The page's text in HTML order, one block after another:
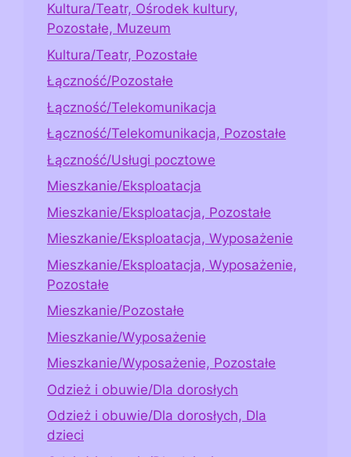
Kultura/Teatr, Ośrodek kultury,
Pozostałe, Muzeum
Kultura/Teatr, Pozostałe
Łączność/Pozostałe
Łączność/Telekomunikacja
Łączność/Telekomunikacja, Pozostałe
Łączność/Usługi pocztowe
Mieszkanie/Eksploatacja
Mieszkanie/Eksploatacja, Pozostałe
Mieszkanie/Eksploatacja, Wyposażenie
Mieszkanie/Eksploatacja, Wyposażenie,
Pozostałe
Mieszkanie/Pozostałe
Mieszkanie/Wyposażenie
Mieszkanie/Wyposażenie, Pozostałe
Odzież i obuwie/Dla dorosłych
Odzież i obuwie/Dla dorosłych, Dla
dzieci